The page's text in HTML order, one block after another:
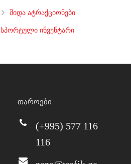
შიდა ატრაქციონები
სპორტული ინვენტარი
თაროები
(+995) 577 116
116